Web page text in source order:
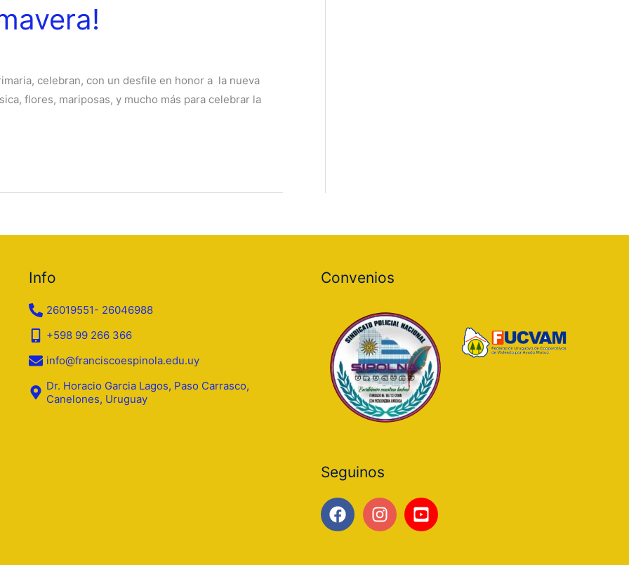
celebran, con un desfile en honor a la nueva
flores, mariposas, y mucho más para celebrar la
Info
26019551- 26046988
+598 99 266 366
info@franciscoespinola.edu.uy
Dr. Horacio Garcia Lagos, Paso Carrasco,
Canelones, Uruguay
Convenios
Seguinos